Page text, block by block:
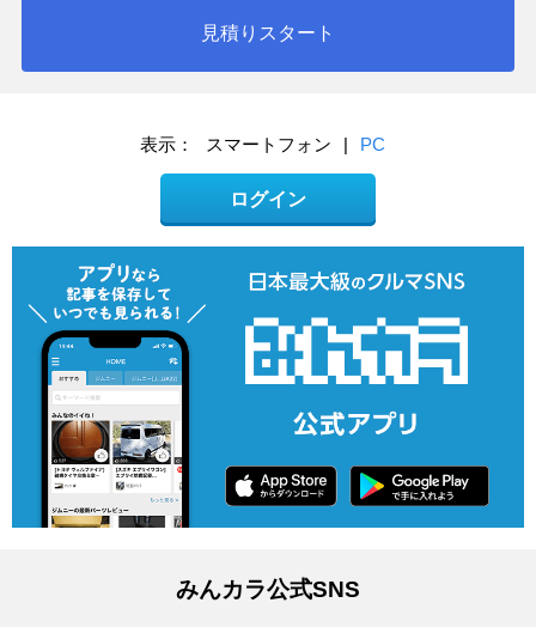
見積りスタート
表示： スマートフォン | PC
ログイン
みんカラ公式SNS